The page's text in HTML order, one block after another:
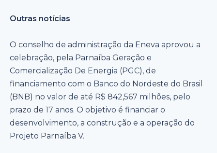
Outras notícias
O conselho de administração da Eneva aprovou a
celebração, pela Parnaíba Geração e
Comercialização De Energia (PGC), de
financiamento com o Banco do Nordeste do Brasil
(BNB) no valor de até R$ 842,567 milhões, pelo
prazo de 17 anos. O objetivo é financiar o
desenvolvimento, a construção e a operação do
Projeto Parnaíba V.